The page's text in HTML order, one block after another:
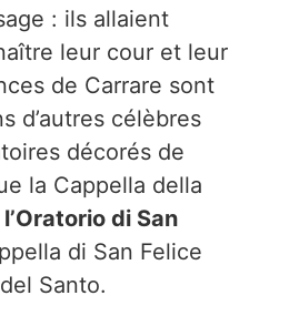
: ils allaient
leur cour et leur
de Carrare sont
d’autres célèbres
décorés de
la Cappella della
l’Oratorio di San
di San Felice
Santo.